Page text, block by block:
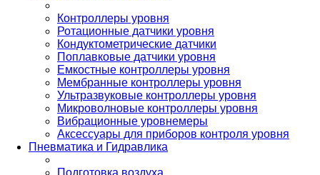
Контроллеры уровня
Ротационные датчики уровня
Кондуктометрические датчики
Поплавковые датчики уровня
Емкостные контроллеры уровня
Мембранные контроллеры уровня
Ультразвуковые контроллеры уровня
Микроволновые контроллеры уровня
Вибрационные уровнемеры
Аксессуары для приборов контроля уровня
Пневматика и Гидравлика